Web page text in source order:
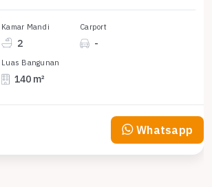
Kamar Mandi
2
Carport
-
Luas Bangunan
140 m²
Whatsapp